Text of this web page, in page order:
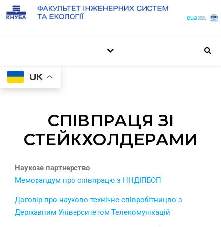
UK
СПІВПРАЦЯ ЗІ
СТЕЙКХОЛДЕРАМИ
Наукове партнерство
Меморандум про співпрацю з ННДІПБОП
Договір про науково-технічне співробітницво з
Державним Університетом Телекомунікацій